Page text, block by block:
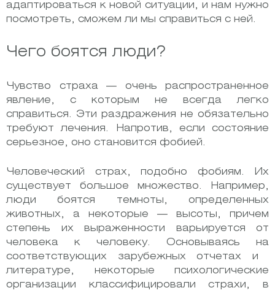
адаптироваться к новой ситуации, и нам нужно
посмотреть, сможем ли мы справиться с ней.
Чего боятся люди?
Чувство страха — очень распространенное
явление, с которым не всегда легко
справиться. Эти раздражения не обязательно
требуют лечения. Напротив, если состояние
серьезное, оно становится фобией.
Человеческий страх, подобно фобиям. Их
существует большое множество. Например,
люди боятся темноты, определенных
животных, а некоторые — высоты, причем
степень их выраженности варьируется от
человека к человеку. Основываясь на
соответствующих зарубежных отчетах и ​​
литературе, некоторые психологические
организации классифицировали страхи, в